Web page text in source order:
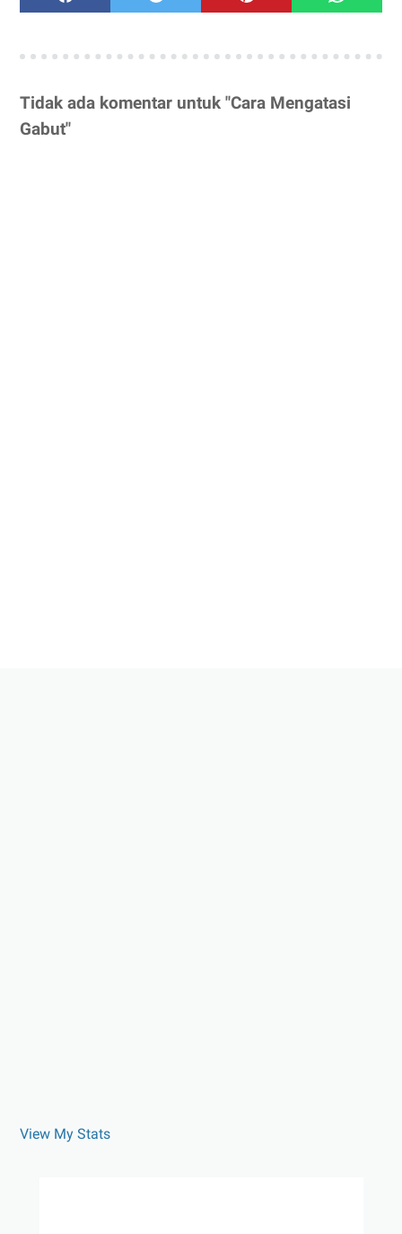
Tidak ada komentar untuk "Cara Mengatasi
Gabut"
View My Stats